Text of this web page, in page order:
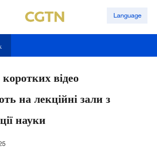
Language
відео
на лекційні зали з
науки